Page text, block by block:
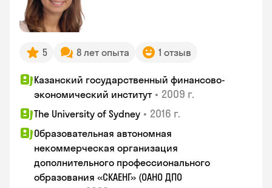
5 8 лет опыта 1 отзыв
Казанский государственный финансово-
экономический институт • 2009 г.
The University of Sydney • 2016 г.
Образовательная автономная
некоммерческая организация
дополнительного профессионального
образования «СКАЕНГ» (ОАНО ДПО